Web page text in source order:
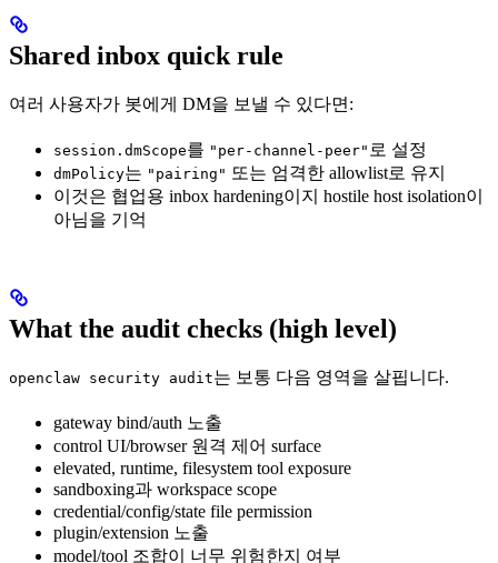
Shared inbox quick rule
여러 사용자가 봇에게 DM을 보낼 수 있다면:
session.dmScope를 "per-channel-peer" 로 설정
dmPolicy는 "pairing" 또는 엄격한 allowlist로 유지
이것은 협업용 inbox hardening이지 hostile host isolation이
아님을 기억
What the audit checks (high level)
openclaw security audit는 보통 다음 영역을 살핍니다.
gateway bind/auth 노출
control UI/browser 원격 제어 surface
elevated, runtime, filesystem tool exposure
sandboxing과 workspace scope
credential/config/state file permission
plugin/extension 노출
model/tool 조합이 너무 위험한지 여부